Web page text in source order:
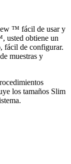
™ fácil de usar y
usted obtiene un
fácil de configurar.
muestras y
los tamaños Slim